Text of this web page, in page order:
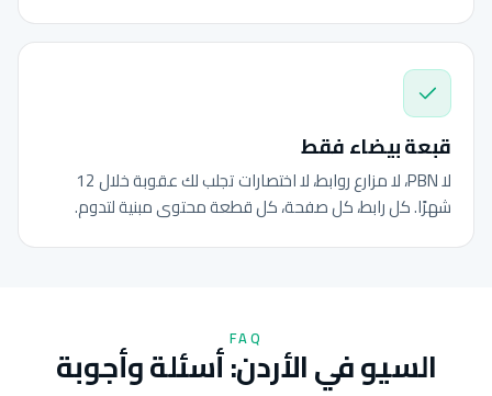
قبعة بيضاء فقط
لا PBN، لا مزارع روابط، لا اختصارات تجلب لك عقوبة خلال 12
شهرًا. كل رابط، كل صفحة، كل قطعة محتوى مبنية لتدوم.
FAQ
السيو في الأردن: أسئلة وأجوبة